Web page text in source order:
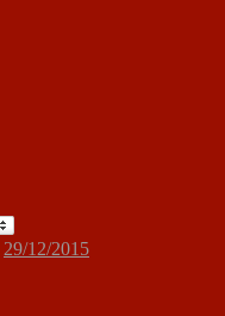
29/12/2015